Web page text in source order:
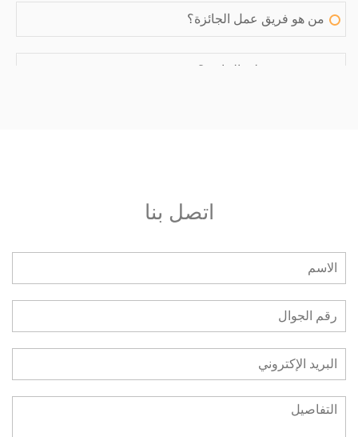
من هو فريق عمل الجائزة؟
من يشرف على الجائزة؟
اختيارهم؟
هل بإمكاني الانضمام لفريق العمل؟
ما هي طريقة المشاركة بالنسبة للطلاب؟
اتصل بنا